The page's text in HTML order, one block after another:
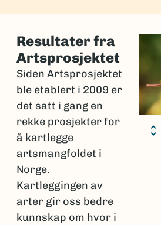
Resultater fra
Artsprosjektet
Siden Artsprosjektet
ble etablert i 2009 er
det satt i gang en
rekke prosjekter for
å kartlegge
artsmangfoldet i
Norge.
Kartleggingen av
arter gir oss bedre
kunnskap om hvor i